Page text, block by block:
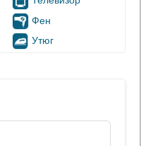
Фен
Утюг